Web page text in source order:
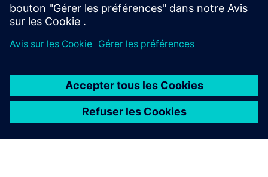
Afin de protéger les usines, les systèmes, les machines et
mettre en œuvre — et de maintenir en permanence — un
produits et solutions de Siemens ne constituent qu'un
élément de ce concept. Pour plus d'informations sur la
sécurité industrielle, rendez-vous sur.
En savoir plus